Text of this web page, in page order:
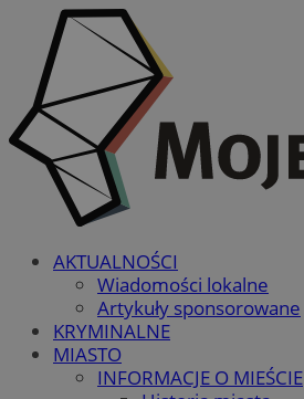
AKTUALNOŚCI
Wiadomości lokalne
Artykuły sponsorowane
KRYMINALNE
MIASTO
INFORMACJE O MIEŚCIE